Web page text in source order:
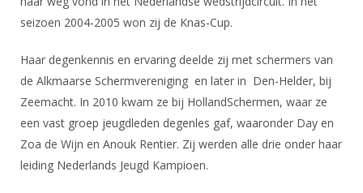
Website
Handleiding
Organisatie
Commissies
Ereleden
Leden van Verdiensten
Vacatures
Ranglijsten
Reglementen
Materiaal
Schermpaspoort
Rolstoelschermen
FBT
SBT
Talentontwikkeling
Atletencommissie
Internationale Titeltoernooien
Brassardsysteem
Voor coaches en leraren
Nieuws
Nationale opleidingen
Internationale opleidingen
NK organiseren
seizoen 2004-2005 won zij de Knas-Cup.
Haar degenkennis en ervaring deelde zij met schermers van
de Alkmaarse Schermvereniging en later in Den-Helder, bij
Zeemacht. In 2010 kwam ze bij HollandSchermen, waar ze
een vast groep jeugdleden degenles gaf, waaronder Day en
Zoa de Wijn en Anouk Rentier. Zij werden alle drie onder haar
leiding Nederlands Jeugd Kampioen.